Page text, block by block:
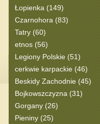
Łopienka (149)
Czarnohora (83)
Tatry (60)
etnos (56)
Legiony Polskie (51)
cerkwie karpackie (46)
Beskidy Zachodnie (45)
Bojkowszczyzna (31)
Gorgany (26)
Pieniny (25)